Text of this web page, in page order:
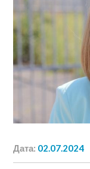
Дата: 02.07.2024